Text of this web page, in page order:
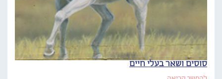
סוסים ושאר בעלי חיים